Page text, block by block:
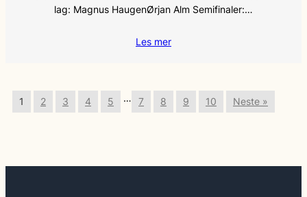
lag: Magnus HaugenØrjan Alm Semifinaler:…
Les mer
1 2 3 4 5 … 7 8 9 10 Neste »